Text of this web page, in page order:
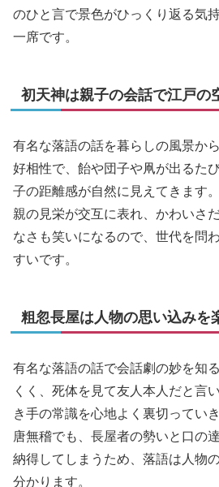
のひと言で景色がひっくり返る気
一席です。
初天神は親子の会話で江戸の
有名な落語の話を暮らしの風景か
好相性で、飴や団子や凧が出るた
子の距離感が自然に見えてきます
親の見栄が交互に表れ、かわいさ
なさも笑いになるので、世代を問
すいです。
粗忽長屋は人物の思い込みを
有名な落語の話で会話劇の妙を知
くく、死体を見て友人本人だと言
き手の常識を心地よく裏切ってい
唐無稽でも、長屋者の勢いと口の
納得してしまうため、落語は人物
分かります。